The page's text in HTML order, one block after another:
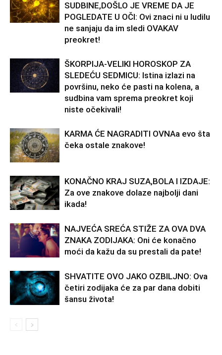
SUDBINE,DOŠLO JE VREME DA JE
POGLEDATE U OČI: Ovi znaci ni u ludilu
ne sanjaju da im sledi OVAKAV
preokret!
ŠKORPIJA-VELIKI HOROSKOP ZA
SLEDEĆU SEDMICU: Istina izlazi na
površinu, neko će pasti na kolena, a
sudbina vam sprema preokret koji
niste očekivali!
KARMA ĆE NAGRADITI OVNAa evo šta
čeka ostale znakove!
KONAČNO KRAJ SUZA,BOLA I IZDAJE:
Za ove znakove dolaze najbolji dani
ikada!
NAJVEĆA SREĆA STIŽE ZA OVA DVA
ZNAKA ZODIJAKA: Oni će konačno
moći da kažu da su prestali da pate!
SHVATITE OVO JAKO OZBILJNO: Ova
četiri zodijaka će za par dana dobiti
šansu života!